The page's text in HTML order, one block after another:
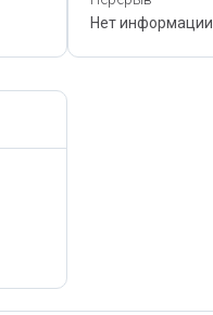
Нет информации